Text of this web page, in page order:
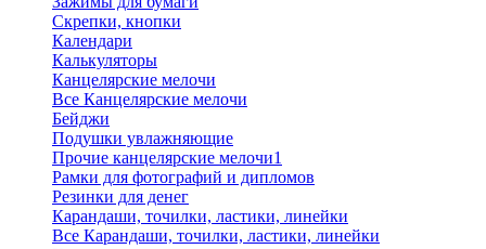
Скрепки, кнопки
Календари
Калькуляторы
Канцелярские мелочи
Все Канцелярские мелочи
Бейджи
Подушки увлажняющие
Прочие канцелярские мелочи1
Рамки для фотографий и дипломов
Резинки для денег
Карандаши, точилки, ластики, линейки
Все Карандаши, точилки, ластики, линейки